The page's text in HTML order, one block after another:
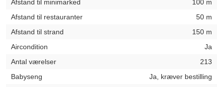
Afstand til minimarked
100 m
Afstand til restauranter
50 m
Afstand til strand
150 m
Aircondition
Ja
Antal værelser
213
Babyseng
Ja, kræver bestilling